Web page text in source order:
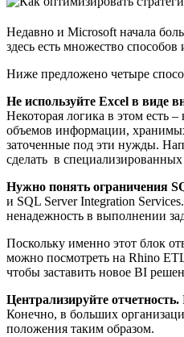
Недавно и Microsoft начала
здесь есть множество
Ниже предложено четыре
Не используйте Excel в виде
Некоторая логика в этом есть
объемов информации,
заточенные под эти нужды.
сделать в
Нужно понять ограничения
и SQL Server Integration
ненадежность в выполнении
Поскольку именно этот блок
можно посмотреть на Rhino
чтобы заставить новое BI
Централизируйте отчетность.
Конечно, в больших
положения таким образом.